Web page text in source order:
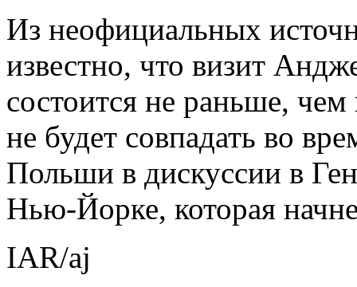
Из неофициальных
известно, что визит
состоится не раньше, чем
не будет совпадать во
Польши в дискуссии в
Нью-Йорке, которая
IAR/aj